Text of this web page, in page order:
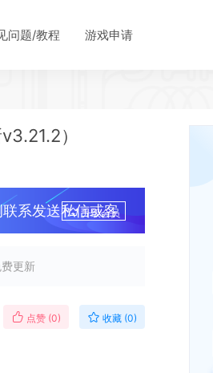
问题/教程 游戏申请
）
系发送私信或客
升级会员
费更新
点赞 (0) 收藏 (0)